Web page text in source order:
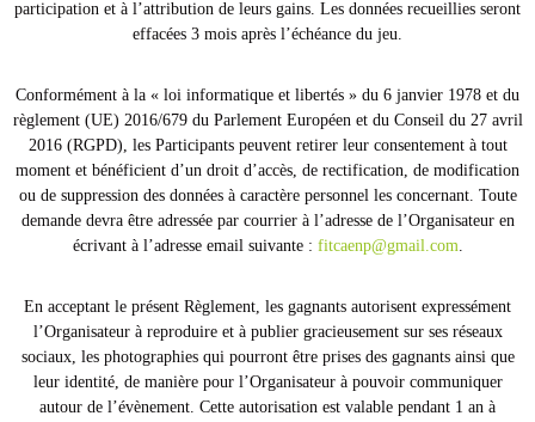
participation et à l’attribution de leurs gains. Les données recueillies seront
effacées 3 mois après l’échéance du jeu.
Conformément à la « loi informatique et libertés » du 6 janvier 1978 et du
règlement (UE) 2016/679 du Parlement Européen et du Conseil du 27 avril
2016 (RGPD), les Participants peuvent retirer leur consentement à tout
moment et bénéficient d’un droit d’accès, de rectification, de modification
ou de suppression des données à caractère personnel les concernant. Toute
demande devra être adressée par courrier à l’adresse de l’Organisateur en
écrivant à l’adresse email suivante : fitcaenp@gmail.com.
En acceptant le présent Règlement, les gagnants autorisent expressément
l’Organisateur à reproduire et à publier gracieusement sur ses réseaux
sociaux, les photographies qui pourront être prises des gagnants ainsi que
leur identité, de manière pour l’Organisateur à pouvoir communiquer
autour de l’évènement. Cette autorisation est valable pendant 1 an à